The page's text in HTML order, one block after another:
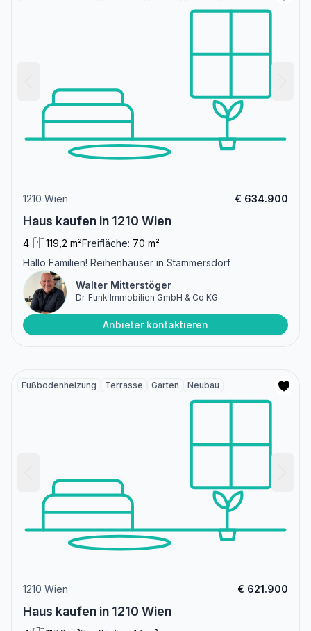
1210 Wien € 634.900
Haus kaufen in 1210 Wien
4 119,2 m²Freifläche: 70 m²
Hallo Familien! Reihenhäuser in Stammersdorf
Walter Mitterstöger
Dr. Funk Immobilien GmbH & Co KG
Anbieter kontaktieren
Fußbodenheizung Terrasse Garten Neubau
1210 Wien € 621.900
Haus kaufen in 1210 Wien